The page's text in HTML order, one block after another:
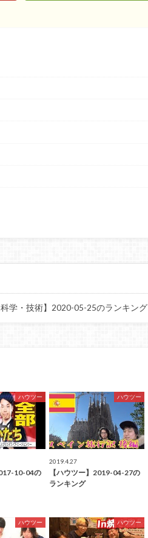
科学・技術】2020-05-25のランキング
ハウツー
10-04の
ハウツー
2019.4.27
【ハウツー】2019-04-27の
ランキング
ハウツー ハウツー